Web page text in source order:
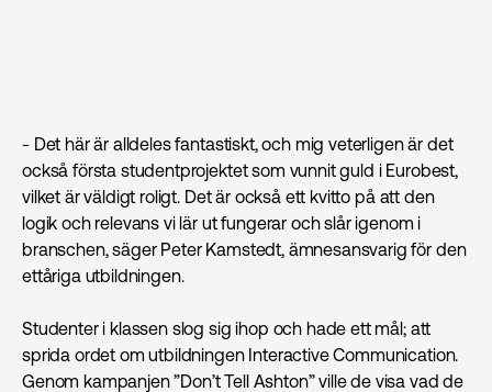
- Det här är alldeles fantastiskt, och mig veterligen är det
också första studentprojektet som vunnit guld i Eurobest,
vilket är väldigt roligt. Det är också ett kvitto på att den
logik och relevans vi lär ut fungerar och slår igenom i
branschen, säger Peter Kamstedt, ämnesansvarig för den
ettåriga utbildningen.
Studenter i klassen slog sig ihop och hade ett mål; att
sprida ordet om utbildningen Interactive Communication.
Genom kampanjen ”Don’t Tell Ashton” ville de visa vad de